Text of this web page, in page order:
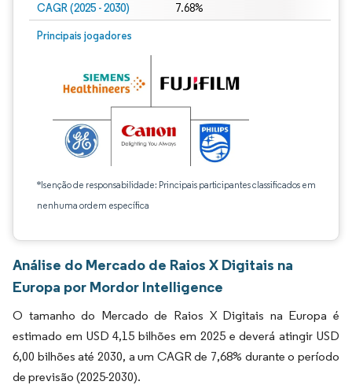
CAGR (2025 - 2030) 7.68%
Principais jogadores
*Isenção de responsabilidade: Principais participantes classificados em
nenhuma ordem específica
Análise do Mercado de Raios X Digitais na
Europa por Mordor Intelligence
O tamanho do Mercado de Raios X Digitais na Europa é
estimado em USD 4,15 bilhões em 2025 e deverá atingir USD
6,00 bilhões até 2030, a um CAGR de 7,68% durante o período
de previsão (2025-2030).